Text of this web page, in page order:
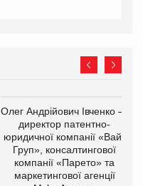
Олег Андрійович Івченко —
директор патентно-
юридичної компанії «Вайз
Груп», консалтингової
компанії «Парето» та
маркетингової агенції